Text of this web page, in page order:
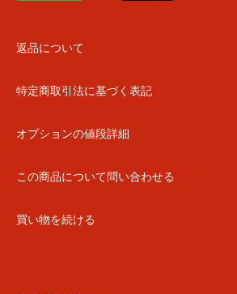
返品について
特定商取引法に基づく表記
オプションの値段詳細
この商品について問い合わせる
買い物を続ける